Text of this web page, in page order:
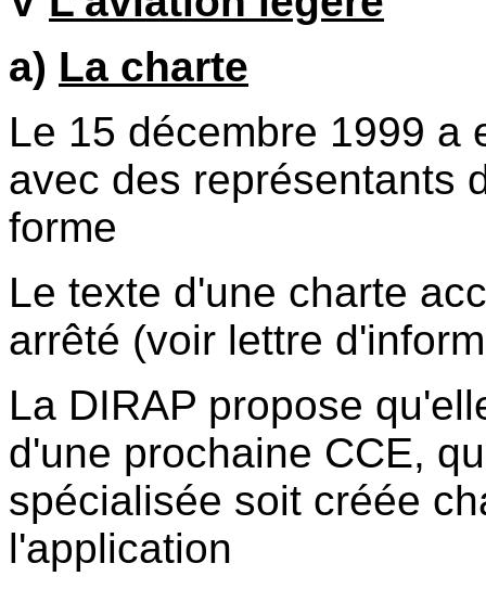
a) La charte
Le 15 décembre 1999 a
avec des représentants
forme
Le texte d'une charte
arrêté (voir lettre
La DIRAP propose
d'une prochaine CCE,
spécialisée soit créée
l'application